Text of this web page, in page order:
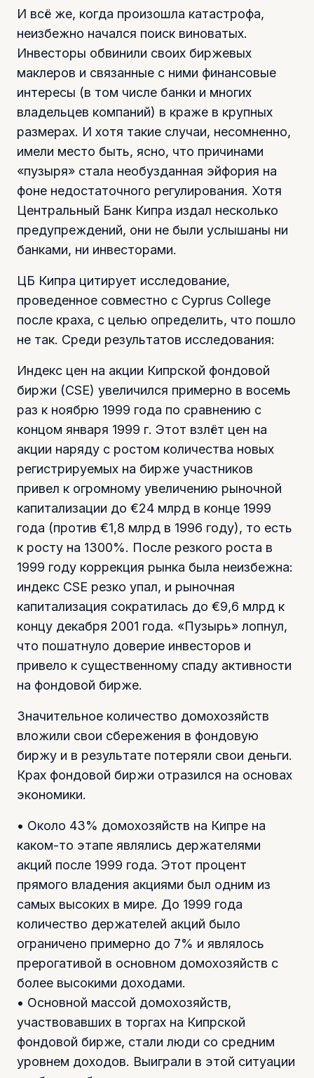
И всё же, когда произошла катастрофа,
неизбежно начался поиск виноватых.
Инвесторы обвинили своих биржевых
маклеров и связанные с ними финансовые
интересы (в том числе банки и многих
владельцев компаний) в краже в крупных
размерах. И хотя такие случаи, несомненно,
имели место быть, ясно, что причинами
«пузыря» стала необузданная эйфория на
фоне недостаточного регулирования. Хотя
Центральный Банк Кипра издал несколько
предупреждений, они не были услышаны ни
банками, ни инвесторами.
ЦБ Кипра цитирует исследование,
проведенное совместно с Cyprus College
после краха, с целью определить, что пошло
не так. Среди результатов исследования:
Индекс цен на акции Кипрской фондовой
биржи (CSE) увеличился примерно в восемь
раз к ноябрю 1999 года по сравнению с
концом января 1999 г. Этот взлёт цен на
акции наряду с ростом количества новых
регистрируемых на бирже участников
привел к огромному увеличению рыночной
капитализации до €24 млрд в конце 1999
года (против €1,8 млрд в 1996 году), то есть
к росту на 1300%. После резкого роста в
1999 году коррекция рынка была неизбежна:
индекс CSE резко упал, и рыночная
капитализация сократилась до €9,6 млрд к
концу декабря 2001 года. «Пузырь» лопнул,
что пошатнуло доверие инвесторов и
привело к существенному спаду активности
на фондовой бирже.
Значительное количество домохозяйств
вложили свои сбережения в фондовую
биржу и в результате потеряли свои деньги.
Крах фондовой биржи отразился на основах
экономики.
• Около 43% домохозяйств на Кипре на
каком-то этапе являлись держателями
акций после 1999 года. Этот процент
прямого владения акциями был одним из
самых высоких в мире. До 1999 года
количество держателей акций было
ограничено примерно до 7% и являлось
прерогативой в основном домохозяйств с
более высокими доходами.
• Основной массой домохозяйств,
участвовавших в торгах на Кипрской
фондовой бирже, стали люди со средним
уровнем доходов. Выиграли в этой ситуации